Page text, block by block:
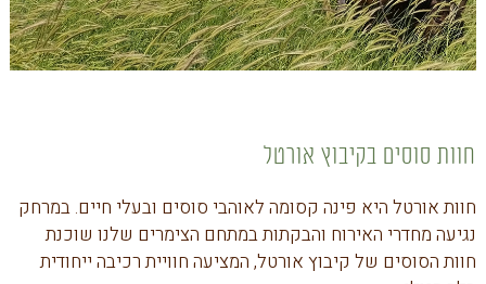
חוות סוסים בקיבוץ אורטל
חוות אורטל היא פינה קסומה לאוהבי סוסים ובעלי חיים. במרחק
נגיעה מחדרי האירוח והבקתות במתחם הצימרים שלנו שוכנת
חוות הסוסים של קיבוץ אורטל, המציעה חוויית רכיבה ייחודית